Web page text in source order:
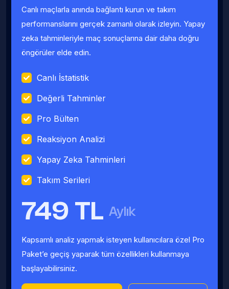
Fauller Ortalama
Canlı maçlarla anında bağlantı kurun ve takım
performanslarını gerçek zamanlı olarak izleyin. Yapay
zeka tahminleriyle maç sonuçlarına dair daha doğru
öngörüler elde edin.
Canlı İstatistik
Değerli Tahminler
Pro Bülten
Reaksiyon Analizi
Yapay Zeka Tahminleri
Takım Serileri
749 TL Aylık
Kapsamlı analiz yapmak isteyen kullanıcılara özel Pro
Paket’e geçiş yaparak tüm özellikleri kullanmaya
başlayabilirsiniz.